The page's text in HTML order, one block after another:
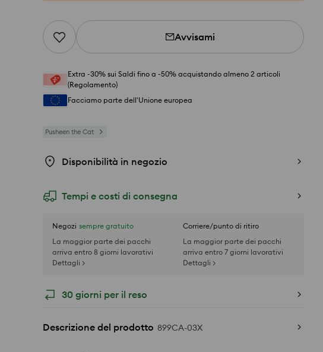
Avvisami
Extra -30% sui Saldi fino a -50% acquistando almeno 2 articoli
(Regolamento)
Facciamo parte dell'Unione europea
Pusheen the Cat
Disponibilità in negozio
Tempi e costi di consegna
Negozi sempre gratuito
La maggior parte dei pacchi
arriva entro 8 giorni lavorativi
Dettagli >
Corriere/punto di ritiro
La maggior parte dei pacchi
arriva entro 7 giorni lavorativi
Dettagli >
30 giorni per il reso
Descrizione del prodotto 899CA-03X